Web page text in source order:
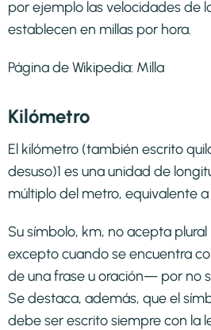
por ejemplo las velocidades de
establecen en millas por hora.
Página de Wikipedia: Milla
Kilómetro
El kilómetro (también escrito
desuso)1​ es una unidad de
múltiplo del metro, equivalente
Su símbolo, km, no acepta
excepto cuando se encuentra
de una frase u oración— por no
Se destaca, además, que el
debe ser escrito siempre con la